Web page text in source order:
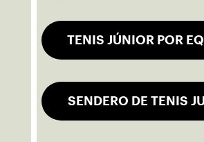
TENIS JÚNIOR POR
SENDERO DE TENIS